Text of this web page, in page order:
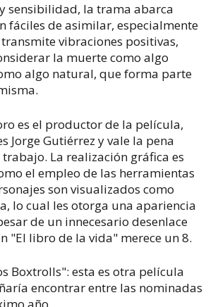
sensibilidad, la trama abarca
fáciles de asimilar, especialmente
vibraciones positivas,
la muerte como algo
algo natural, que forma parte
es el productor de la película,
Jorge Gutiérrez y vale la pena
La realización gráfica es
el empleo de las herramientas
son visualizados como
lo cual les otorga una apariencia
de un innecesario desenlace
"El libro de la vida" merece un 8.
Boxtrolls": esta es otra película
encontrar entre las nominadas